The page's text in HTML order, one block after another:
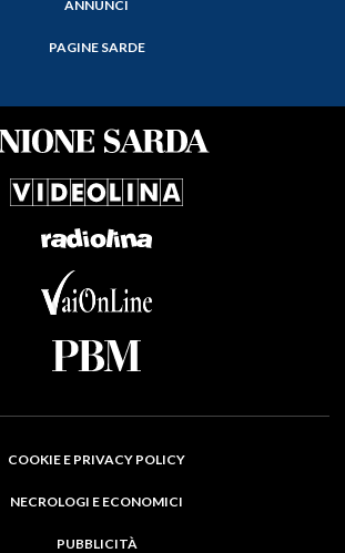
ANNUNCI
PAGINE SARDE
COOKIE E PRIVACY POLICY
NECROLOGI E ECONOMICI
PUBBLICITÀ